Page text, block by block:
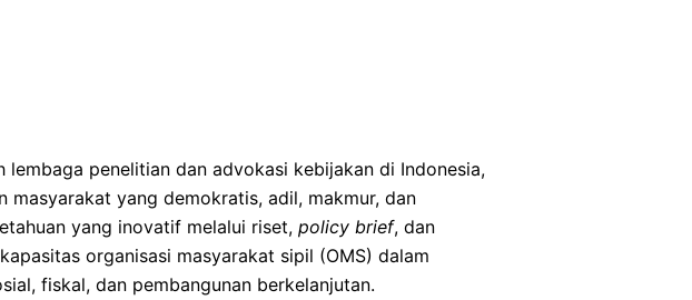
lembaga penelitian dan advokasi kebijakan di Indonesia,
yang demokratis, adil, makmur, dan
yang inovatif melalui riset, policy brief, dan
organisasi masyarakat sipil (OMS) dalam
fiskal, dan pembangunan berkelanjutan.